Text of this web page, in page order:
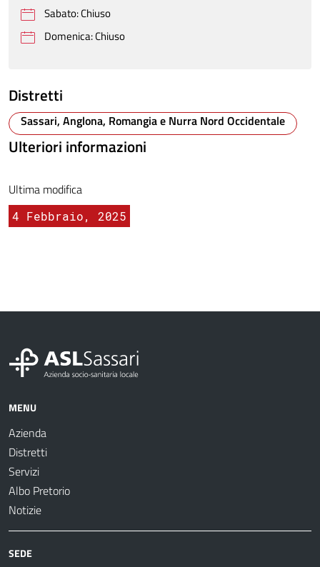
Sabato: Chiuso
Domenica: Chiuso
Distretti
Sassari, Anglona, Romangia e Nurra Nord Occidentale
Ulteriori informazioni
Ultima modifica
4 Febbraio, 2025
MENU
Azienda
Distretti
Servizi
Albo Pretorio
Notizie
SEDE